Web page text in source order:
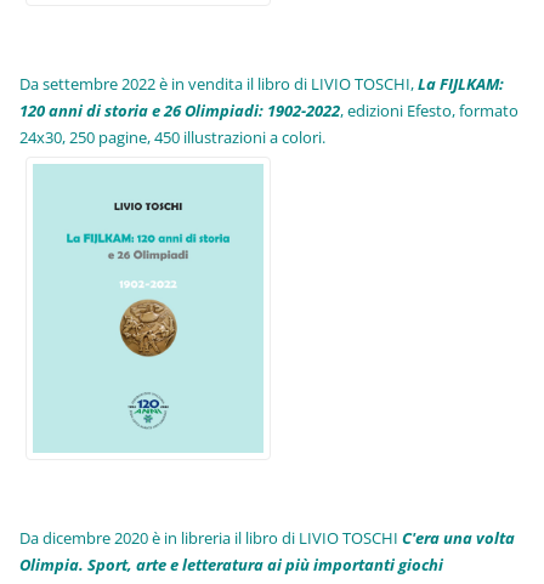
Da settembre 2022 è in vendita il libro di LIVIO TOSCHI,La FIJLKAM:
120 anni di storia e 26 Olimpiadi: 1902-2022, edizioni Efesto, formato
24x30, 250 pagine, 450 illustrazioni a colori.
Da dicembre 2020 è in libreria il libro di LIVIO TOSCHIC'era una volta
Olimpia. Sport, arte e letteratura ai più importanti giochi